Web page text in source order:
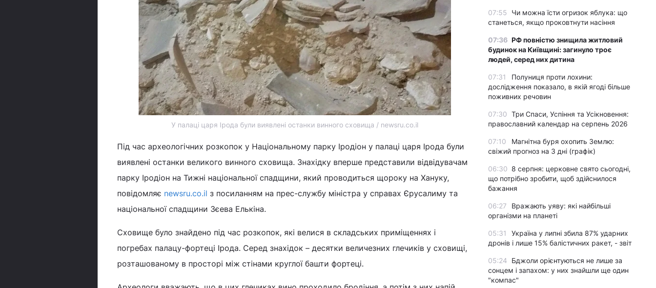
У палаці царя Ірода були виявлені останки винного сховища / newsru.co.il
Під час археологічних розкопок у Національному парку Іродіон у палаці царя Ірода були
виявлені останки великого винного сховища. Знахідку вперше представили відвідувачам
парку Іродіон на Тижні національної спадщини, який проводиться щороку на Хануку,
повідомляє newsru.co.il з посиланням на прес-службу міністра у справах Єрусалиму та
національної спадщини Зєева Елькіна.
Сховище було знайдено під час розкопок, які велися в складських приміщеннях і
погребах палацу-фортеці Ірода. Серед знахідок – десятки величезних глечиків у сховищі,
розташованому в просторі між стінами круглої башти фортеці.
07:55
Чи можна їсти огризок яблука: що
станеться, якщо проковтнути насіння
07:36 РФ повністю знищила житловий
будинок на Київщині: загинуло троє
людей, серед них дитина
07:31
Полуниця проти лохини:
дослідження показало, в якій ягоді більше
поживних речовин
07:30 Три Спаси, Успіння та Усікновення:
православний календар на серпень 2026
07:10
Магнітна буря охопить Землю:
свіжий прогноз на 3 дні (графік)
06:30 8 серпня: церковне свято сьогодні,
що потрібно зробити, щоб здійснилося
бажання
06:27
Вражають уяву: які найбільші
організми на планеті
05:31
Україна у липні збила 87% ударних
дронів і лише 15% балістичних ракет, - звіт
05:24
Бджоли орієнтуються не лише за
сонцем і запахом: у них знайшли ще один
"компас"